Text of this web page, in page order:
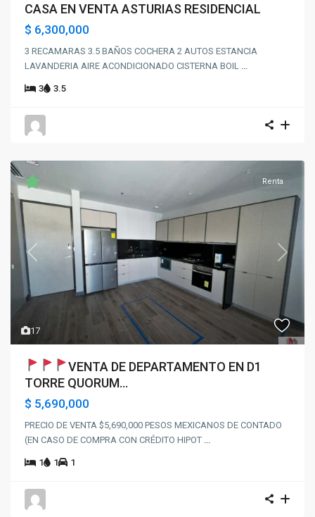
CASA EN VENTA ASTURIAS RESIDENCIAL
$ 6,300,000
3 RECAMARAS 3.5 BAÑOS COCHERA 2 AUTOS ESTANCIA
LAVANDERIA AIRE ACONDICIONADO CISTERNA BOIL
3 3.5
17
Previous Next
Renta
VENTA DE DEPARTAMENTO EN D1
TORRE QUORUM...
$ 5,690,000
PRECIO DE VENTA $5,690,000 PESOS MEXICANOS DE CONTADO
(EN CASO DE COMPRA CON CRÉDITO HIPOT
1 1 1